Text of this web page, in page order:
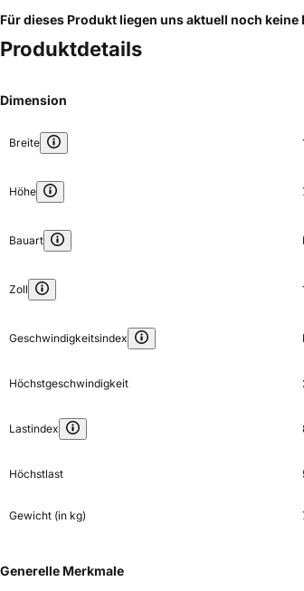
Für dieses Produkt liegen uns aktuell noch
Produktdetails
Dimension
Breite
Höhe
Bauart
Zoll
Geschwindigkeitsindex
Höchstgeschwindigkeit
Lastindex
Höchstlast
Gewicht (in kg)
Generelle Merkmale